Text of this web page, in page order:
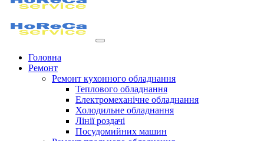
Головна
Ремонт
Ремонт кухонного обладнання
Теплового обладнання
Електромеханічне обладнання
Холодильне обладнання
Лінії роздачі
Посудомийних машин